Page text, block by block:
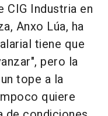
CIG Industria en
Anxo Lúa, ha
tiene que
pero la
tope a la
quiere